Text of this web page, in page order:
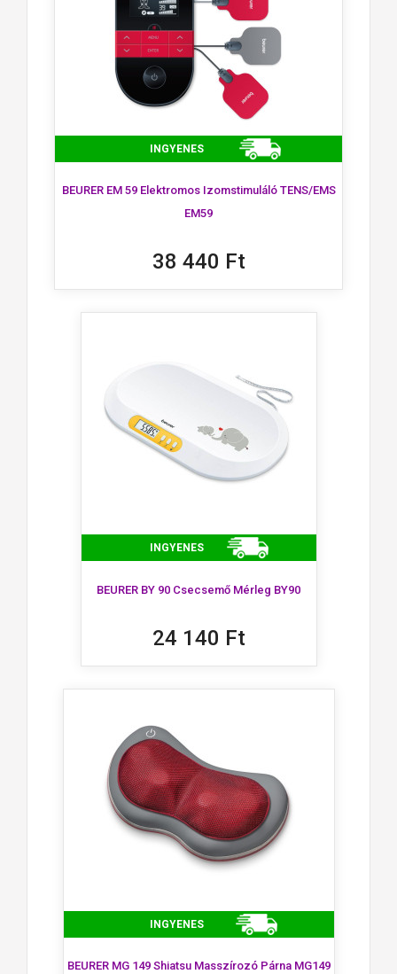
INGYENES
BEURER EM 59 Elektromos Izomstimuláló TENS/EMS
EM59
38 440 Ft
INGYENES
BEURER BY 90 Csecsemő Mérleg BY90
24 140 Ft
INGYENES
BEURER MG 149 Shiatsu Masszírozó Párna MG149